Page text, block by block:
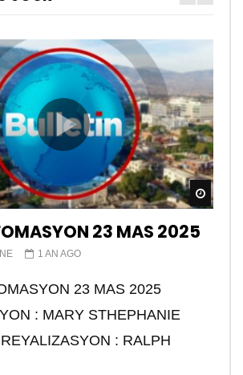
23 MAS 2025
1 AN AGO
23 MAS 2025
: MARY STHEPHANIE
: RALPH